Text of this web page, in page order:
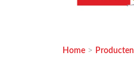
Home > Producten